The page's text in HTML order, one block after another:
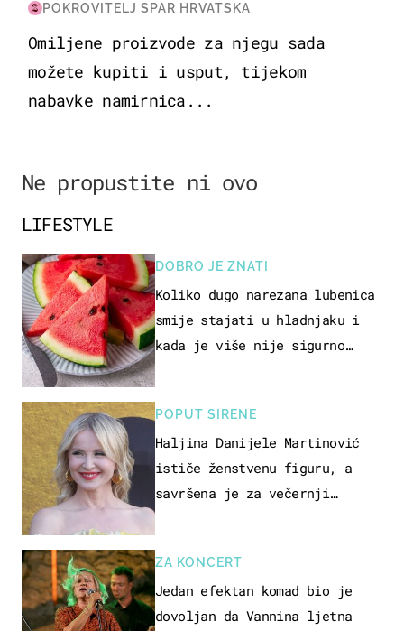
POKROVITELJ SPAR HRVATSKA
Omiljene proizvode za njegu sada
možete kupiti i usput, tijekom
nabavke namirnica...
Ne propustite ni ovo
LIFESTYLE
DOBRO JE ZNATI
Koliko dugo narezana lubenica
smije stajati u hladnjaku i
kada je više nije sigurno
POPUT SIRENE
Haljina Danijele Martinović
ističe ženstvenu figuru, a
savršena je za večernji
ZA KONCERT
Jedan efektan komad bio je
dovoljan da Vannina ljetna